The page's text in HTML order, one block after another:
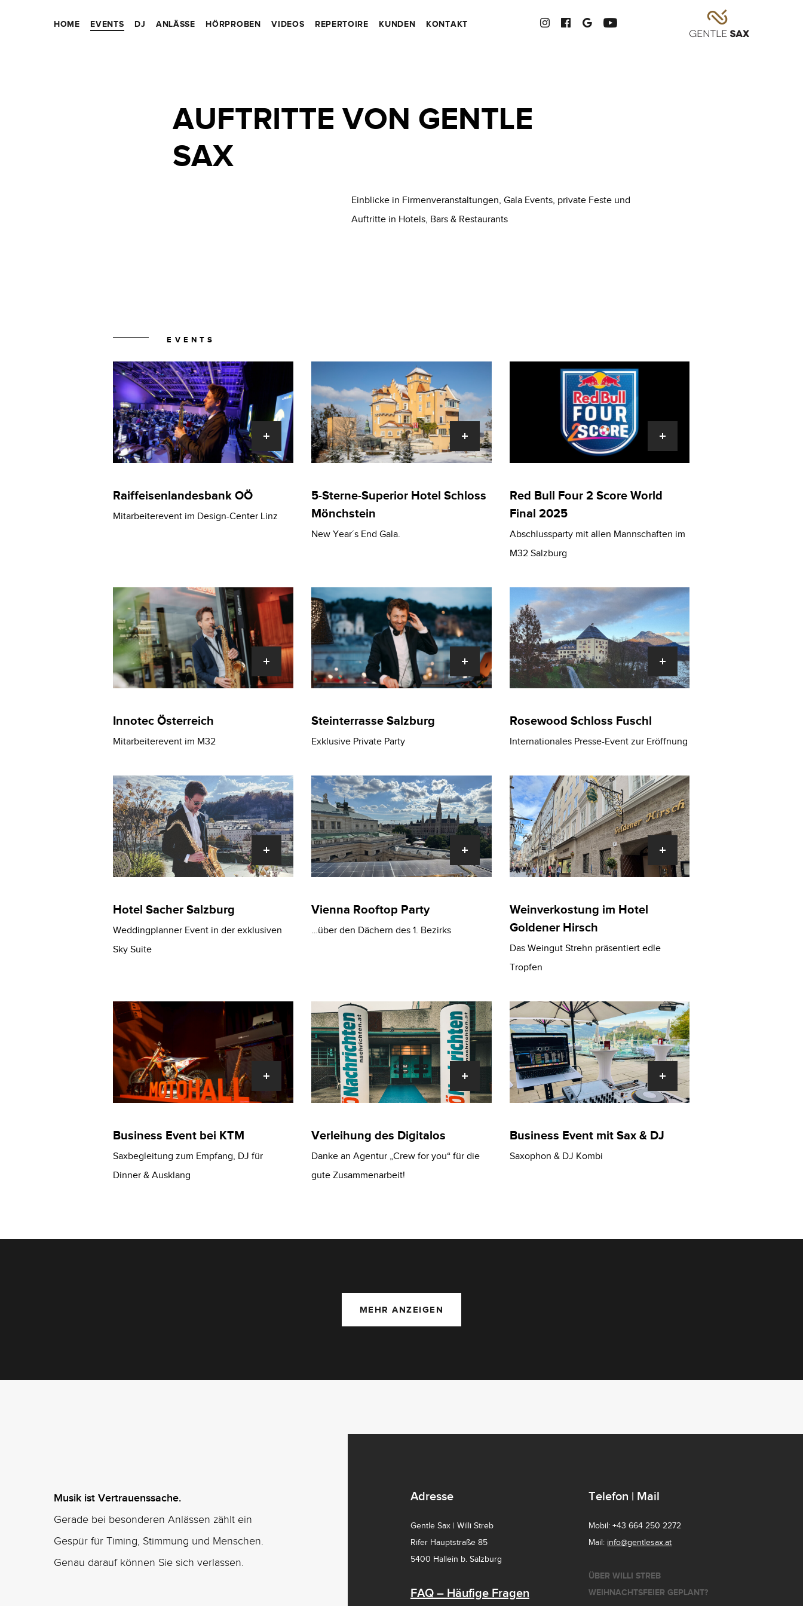
HOME EVENTS DJ ANLÄSSE HÖRPROBEN VIDEOS REPERTOIRE KUNDEN KONTAKT
AUFTRITTE VON GENTLE
SAX
Einblicke in Firmenveranstaltungen, Gala Events, private Feste und
Auftritte in Hotels, Bars & Restaurants
EVENTS
Raiffeisenlandesbank OÖ
Mitarbeiterevent im Design-Center Linz
5-Sterne-Superior Hotel Schloss
Mönchstein
New Year´s End Gala.
Red Bull Four 2 Score World
Final 2025
Abschlussparty mit allen Mannschaften im
M32 Salzburg
Innotec Österreich
Mitarbeiterevent im M32
Steinterrasse Salzburg
Exklusive Private Party
Rosewood Schloss Fuschl
Internationales Presse-Event zur Eröffnung
Hotel Sacher Salzburg
Weddingplanner Event in der exklusiven
Sky Suite
Vienna Rooftop Party
…über den Dächern des 1. Bezirks
Weinverkostung im Hotel
Goldener Hirsch
Das Weingut Strehn präsentiert edle
Tropfen
Business Event bei KTM
Saxbegleitung zum Empfang, DJ für
Dinner & Ausklang
Verleihung des Digitalos
Danke an Agentur „Crew for you“ für die
gute Zusammenarbeit!
Business Event mit Sax & DJ
Saxophon & DJ Kombi
MEHR ANZEIGEN
Musik ist Vertrauenssache.
Gerade bei besonderen Anlässen zählt ein
Gespür für Timing, Stimmung und Menschen.
Genau darauf können Sie sich verlassen.
Adresse
Gentle Sax | Willi Streb
Rifer Hauptstraße 85
5400 Hallein b. Salzburg
FAQ – Häufige Fragen
Telefon | Mail
Mobil: +43 664 250 2272
Mail: info@gentlesax.at
ÜBER WILLI STREB
WEIHNACHTSFEIER GEPLANT?